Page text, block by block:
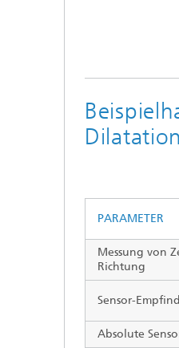
PARAMETER
Messung von
Richtung
Sensor-
Absolute